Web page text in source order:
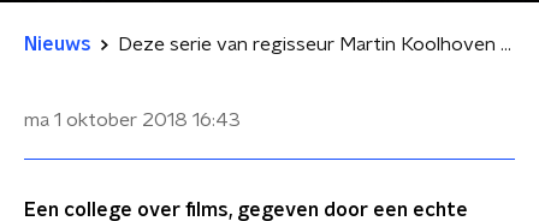
Nieuws Deze serie van regisseur Martin Koolhoven moét je zien
ma 1 oktober 2018 16:43
Een college over films, gegeven door een echte